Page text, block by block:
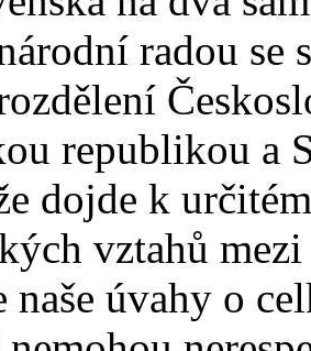
radou
republikou a
dojde k
vztahů
naše úvahy o